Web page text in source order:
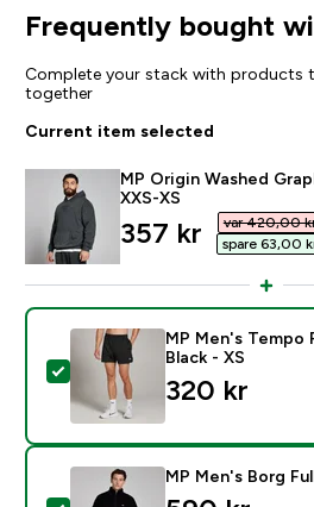
Frequently bought
Complete your stack with products
together
Current item selected
MP Origin Washed
XXS-XS
discounted
357 kr‎
var 420,00
spare 63,00
Select this product - MP
MP Men's Tempo
Black - XS
320 kr‎
MP Men's Borg